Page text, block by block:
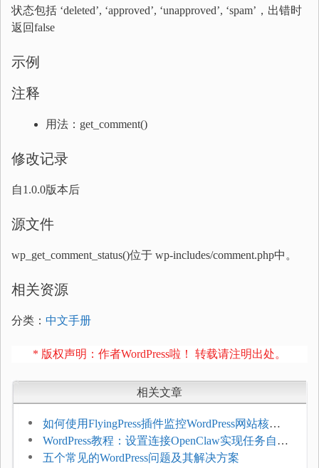
状态包括 ‘deleted’, ‘approved’, ‘unapproved’, ‘spam’，出错时
返回false
示例
注释
用法：get_comment()
修改记录
自1.0.0版本后
源文件
wp_get_comment_status()位于 wp-includes/comment.php中。
相关资源
分类： 中文手册
* 版权声明：作者WordPress啦！ 转载请注明出处。
相关文章
如何使用FlyingPress插件监控WordPress网站核心
网页指标（CWV）
WordPress教程：设置连接OpenClaw实现任务自动
化
五个常见的WordPress问题及其解决方案